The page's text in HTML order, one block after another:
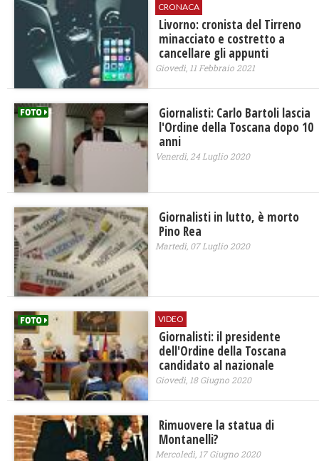
CRONACA
Livorno: cronista del Tirreno
minacciato e costretto a
cancellare gli appunti
Giovedì, 11 Febbraio 2021
Giornalisti: Carlo Bartoli lascia
l'Ordine della Toscana dopo 10
anni
Venerdì, 24 Luglio 2020
Giornalisti in lutto, è morto
Pino Rea
Martedì, 07 Luglio 2020
VIDEO
Giornalisti: il presidente
dell'Ordine della Toscana
candidato al nazionale
Giovedì, 18 Giugno 2020
Rimuovere la statua di
Montanelli?
Mercoledì, 17 Giugno 2020